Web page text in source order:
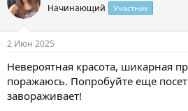
Начинающий Участник
2 Июн 2025
Невероятная красота, шикарная
поражаюсь. Попробуйте еще
завораживает!